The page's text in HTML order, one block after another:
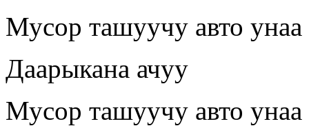
Мусор ташуучу авто унаа
Даарыкана ачуу
Мусор ташуучу авто унаа